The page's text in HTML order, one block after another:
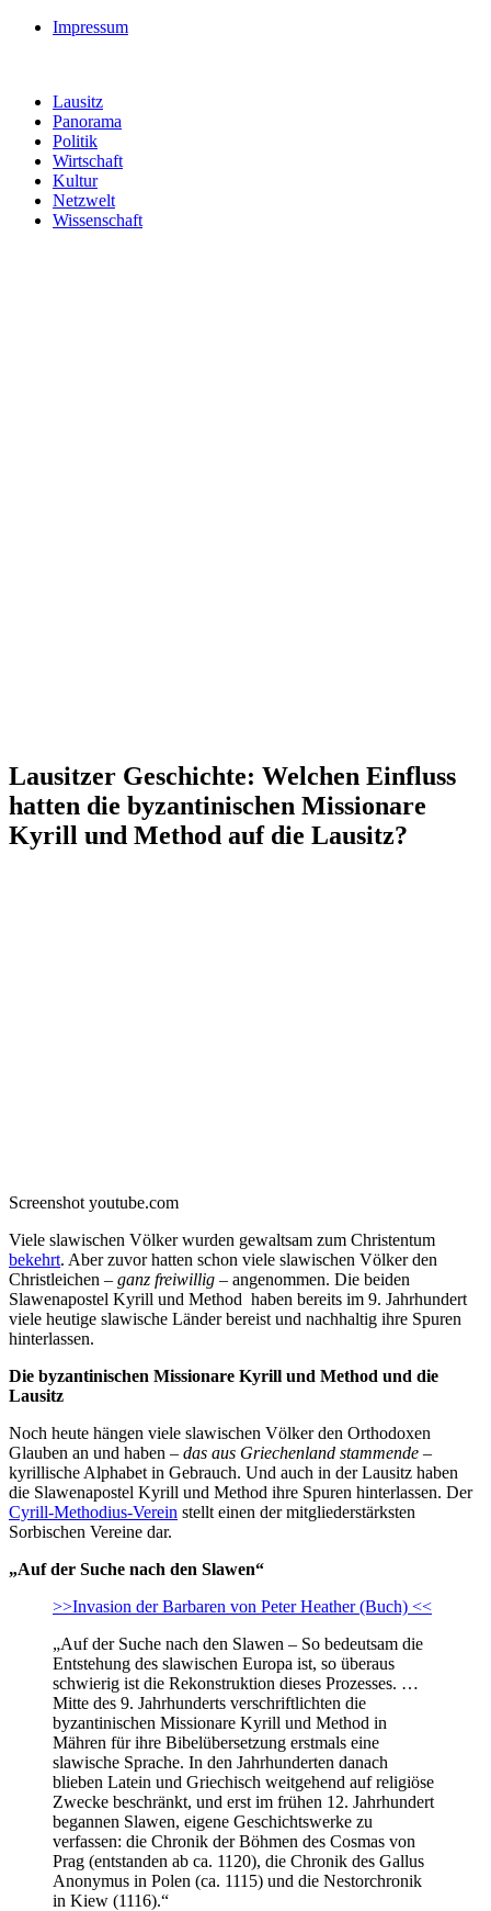
Impressum
Lausitz
Panorama
Politik
Wirtschaft
Kultur
Netzwelt
Wissenschaft
Lausitzer Geschichte: Welchen Einfluss
hatten die byzantinischen Missionare
Kyrill und Method auf die Lausitz?
Screenshot youtube.com
Viele slawischen Völker wurden gewaltsam zum Christentum
bekehrt. Aber zuvor hatten schon viele slawischen Völker den
Christleichen – ganz freiwillig – angenommen. Die beiden
Slawenapostel Kyrill und Method haben bereits im 9. Jahrhundert
viele heutige slawische Länder bereist und nachhaltig ihre Spuren
hinterlassen.
Die byzantinischen Missionare Kyrill und Method und die
Lausitz
Noch heute hängen viele slawischen Völker den Orthodoxen
Glauben an und haben – das aus Griechenland stammende –
kyrillische Alphabet in Gebrauch. Und auch in der Lausitz haben
die Slawenapostel Kyrill und Method ihre Spuren hinterlassen. Der
Cyrill-Methodius-Verein stellt einen der mitgliederstärksten
Sorbischen Vereine dar.
„Auf der Suche nach den Slawen“
>>Invasion der Barbaren von Peter Heather (Buch) <<
„Auf der Suche nach den Slawen – So bedeutsam die
Entstehung des slawischen Europa ist, so überaus
schwierig ist die Rekonstruktion dieses Prozesses. …
Mitte des 9. Jahrhunderts verschriftlichten die
byzantinischen Missionare Kyrill und Method in
Mähren für ihre Bibelübersetzung erstmals eine
slawische Sprache. In den Jahrhunderten danach
blieben Latein und Griechisch weitgehend auf religiöse
Zwecke beschränkt, und erst im frühen 12. Jahrhundert
begannen Slawen, eigene Geschichtswerke zu
verfassen: die Chronik der Böhmen des Cosmas von
Prag (entstanden ab ca. 1120), die Chronik des Gallus
Anonymus in Polen (ca. 1115) und die Nestorchronik
in Kiew (1116).“